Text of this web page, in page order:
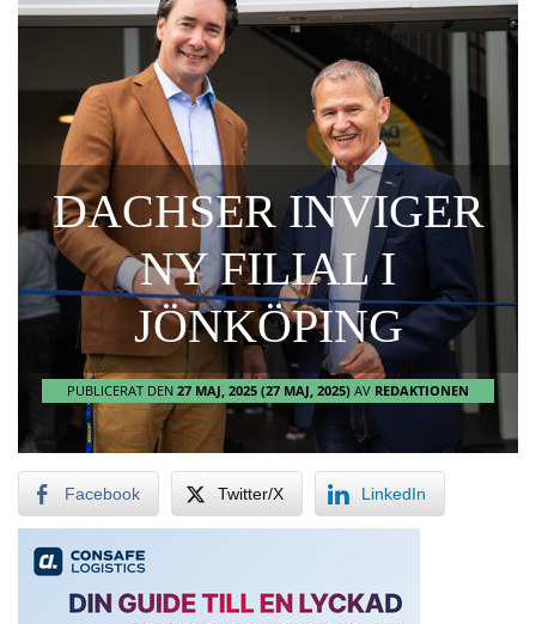
DACHSER INVIGER
NY FILIAL I
JÖNKÖPING
PUBLICERAT DEN 27 MAJ, 2025 (27 MAJ, 2025) AV REDAKTIONEN
Facebook Twitter/X LinkedIn